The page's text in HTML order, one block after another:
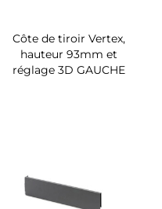
Côte de tiroir Vertex,
hauteur 93mm et
réglage 3D GAUCHE